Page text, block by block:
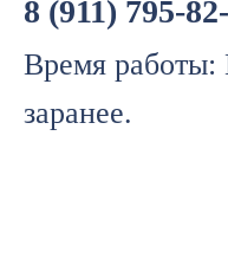
8 (911) 795-
Время работы:
заранее.